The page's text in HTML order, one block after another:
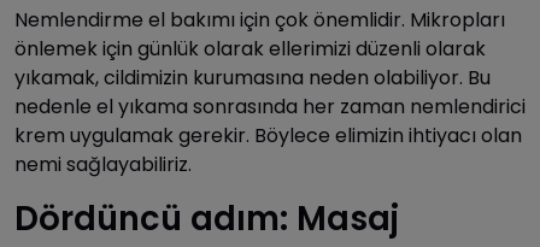
Nemlendirme el bakımı için çok önemlidir. Mikropları
önlemek için günlük olarak ellerimizi düzenli olarak
yıkamak, cildimizin kurumasına neden olabiliyor. Bu
nedenle el yıkama sonrasında her zaman nemlendirici
krem uygulamak gerekir. Böylece elimizin ihtiyacı olan
nemi sağlayabiliriz.
Dördüncü adım: Masaj